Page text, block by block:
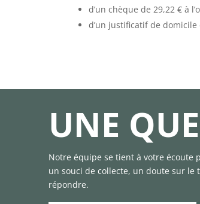
d’un chèque de 29,22 € à
d’un justificatif de
UNE
Notre équipe se tient à votre écoute
un souci de collecte, un doute sur le
répondre.